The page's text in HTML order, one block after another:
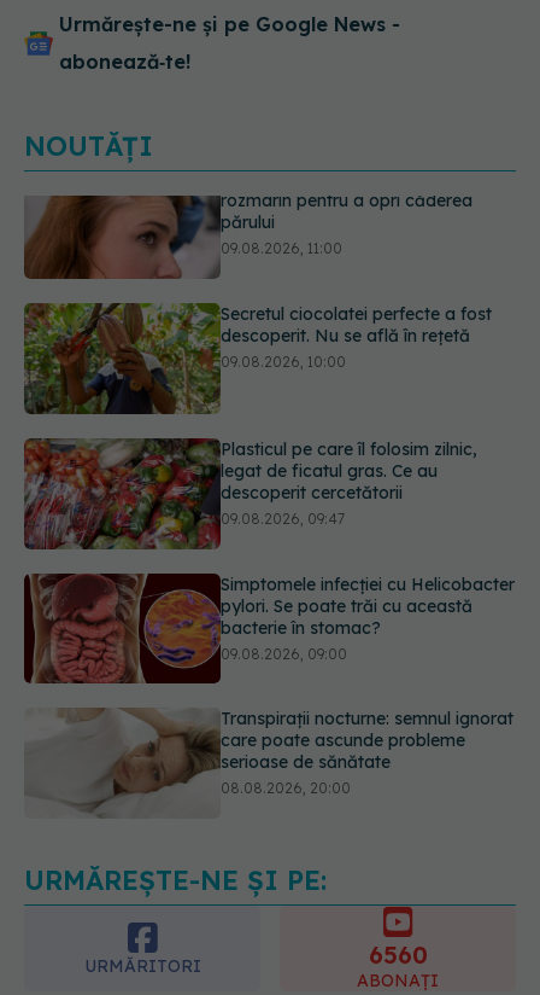
Urmărește-ne și pe Google News -
abonează‑te!
NOUTĂȚI
Secretul ciocolatei perfecte a fost
descoperit. Nu se află în rețetă
Plasticul pe care îl folosim zilnic,
Simptomele infecției cu Helicobacter
pylori. Se poate trăi cu această
Transpirații nocturne: semnul ignorat
care poate ascunde probleme
Cum folosești uleiul esențial de
rozmarin pentru a opri căderea
URMĂREȘTE-NE ȘI PE:
URMĂRITORI 6560
ABONAȚI